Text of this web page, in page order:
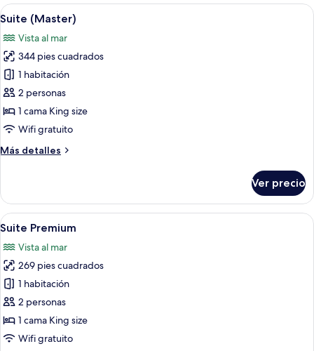
Abrir
todas
las
fotos
de
Suite
(Master)
Un dormitorio moderno con una
5
Suite (Master)
Vista al mar
344 pies cuadrados
1 habitación
2 personas
1 cama King size
Wifi gratuito
Más detalles
Más
(Master)
Ver precio
Abrir
todas
las
fotos
de
Suite
Premium
Un dormitorio amplio con una cama
5
Suite Premium
Vista al mar
269 pies cuadrados
1 habitación
2 personas
1 cama King size
Wifi gratuito